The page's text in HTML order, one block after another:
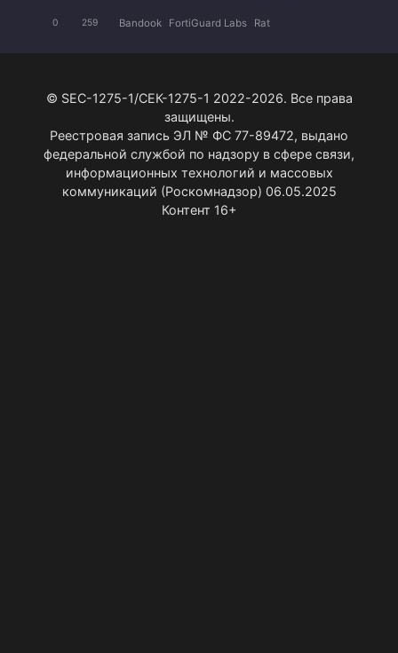
0 259 Bandook FortiGuard Labs Rat
© SEC-1275-1/СЕК-1275-1 2022-2026. Все права
защищены.
Реестровая запись ЭЛ № ФС 77-89472, выдано
федеральной службой по надзору в сфере связи,
информационных технологий и массовых
коммуникаций (Роскомнадзор) 06.05.2025
Контент 16+